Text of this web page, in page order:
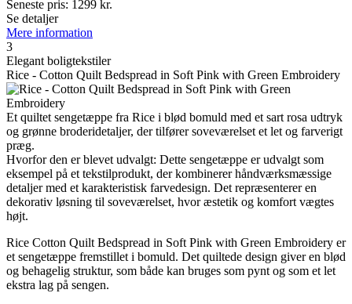
Seneste pris: 1299 kr.
Se detaljer
Mere information
3
Elegant boligtekstiler
Rice - Cotton Quilt Bedspread in Soft Pink with Green Embroidery
Et quiltet sengetæppe fra Rice i blød bomuld med et sart rosa udtryk
og grønne broderidetaljer, der tilfører soveværelset et let og farverigt
præg.
Hvorfor den er blevet udvalgt: Dette sengetæppe er udvalgt som
eksempel på et tekstilprodukt, der kombinerer håndværksmæssige
detaljer med et karakteristisk farvedesign. Det repræsenterer en
dekorativ løsning til soveværelset, hvor æstetik og komfort vægtes
højt.
Rice Cotton Quilt Bedspread in Soft Pink with Green Embroidery er
et sengetæppe fremstillet i bomuld. Det quiltede design giver en blød
og behagelig struktur, som både kan bruges som pynt og som et let
ekstra lag på sengen.